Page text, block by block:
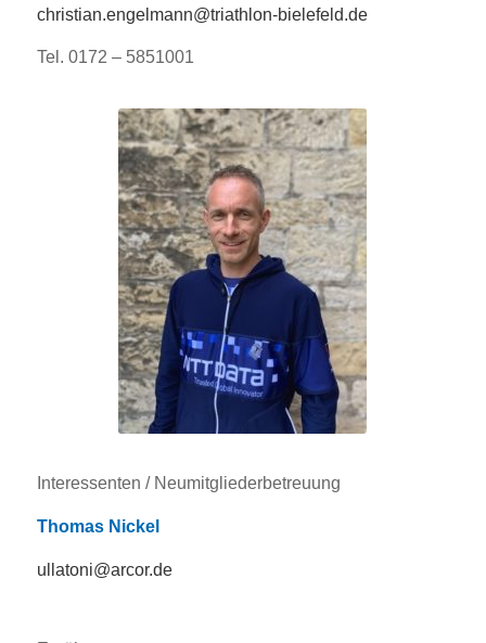
christian.engelmann@triathlon-bielefeld.de
Tel. 0172 – 5851001
Interessenten / Neumitgliederbetreuung
Thomas Nickel
ullatoni@arcor.de